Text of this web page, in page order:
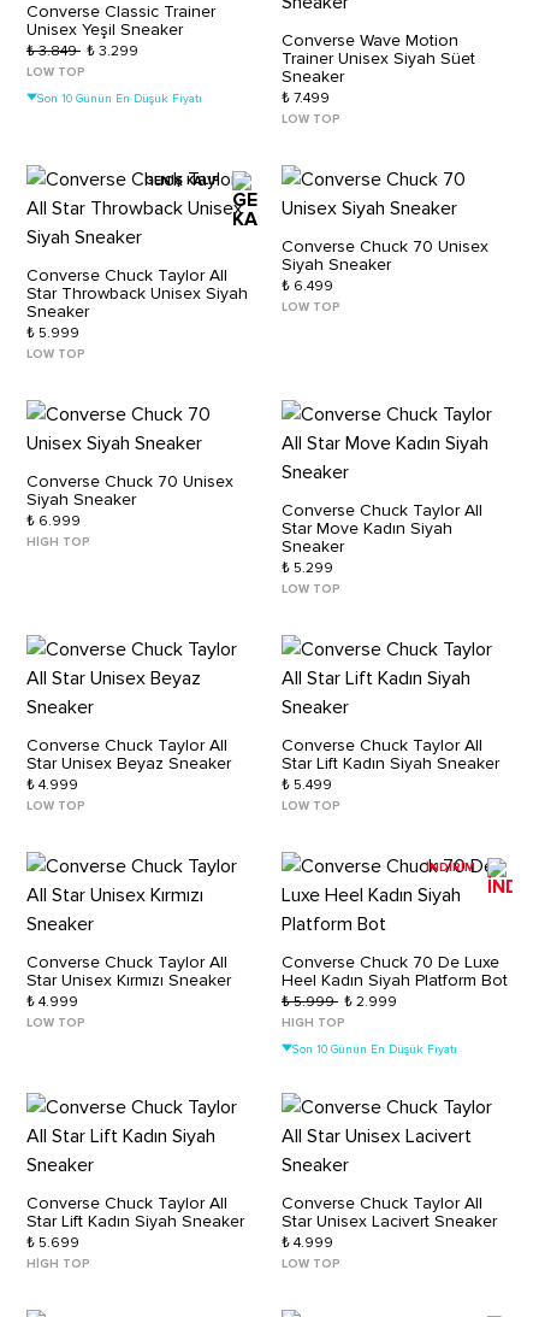
Converse Classic Trainer
Unisex Yeşil Sneaker
₺ 3.849 ₺ 3.299
LOW TOP
Son 10 Günün En Düşük Fiyatı
Converse Wave Motion
Trainer Unisex Siyah Süet
Sneaker
₺ 7.499
LOW TOP
GENİŞ KALIP
Converse Chuck Taylor All
Star Throwback Unisex Siyah
Sneaker
₺ 5.999
LOW TOP
Converse Chuck 70 Unisex
Siyah Sneaker
₺ 6.499
LOW TOP
Converse Chuck 70 Unisex
Siyah Sneaker
₺ 6.999
HIGH TOP
Converse Chuck Taylor All
Star Move Kadın Siyah
Sneaker
₺ 5.299
LOW TOP
Converse Chuck Taylor All
Star Unisex Beyaz Sneaker
₺ 4.999
LOW TOP
Converse Chuck Taylor All
Star Lift Kadın Siyah Sneaker
₺ 5.499
LOW TOP
Converse Chuck Taylor All
Star Unisex Kırmızı Sneaker
₺ 4.999
LOW TOP
İNDİRİM
Converse Chuck 70 De Luxe
Heel Kadın Siyah Platform Bot
₺ 5.999 ₺ 2.999
HIGH TOP
Son 10 Günün En Düşük Fiyatı
Converse Chuck Taylor All
Star Lift Kadın Siyah Sneaker
₺ 5.699
HIGH TOP
Converse Chuck Taylor All
Star Unisex Lacivert Sneaker
₺ 4.999
LOW TOP